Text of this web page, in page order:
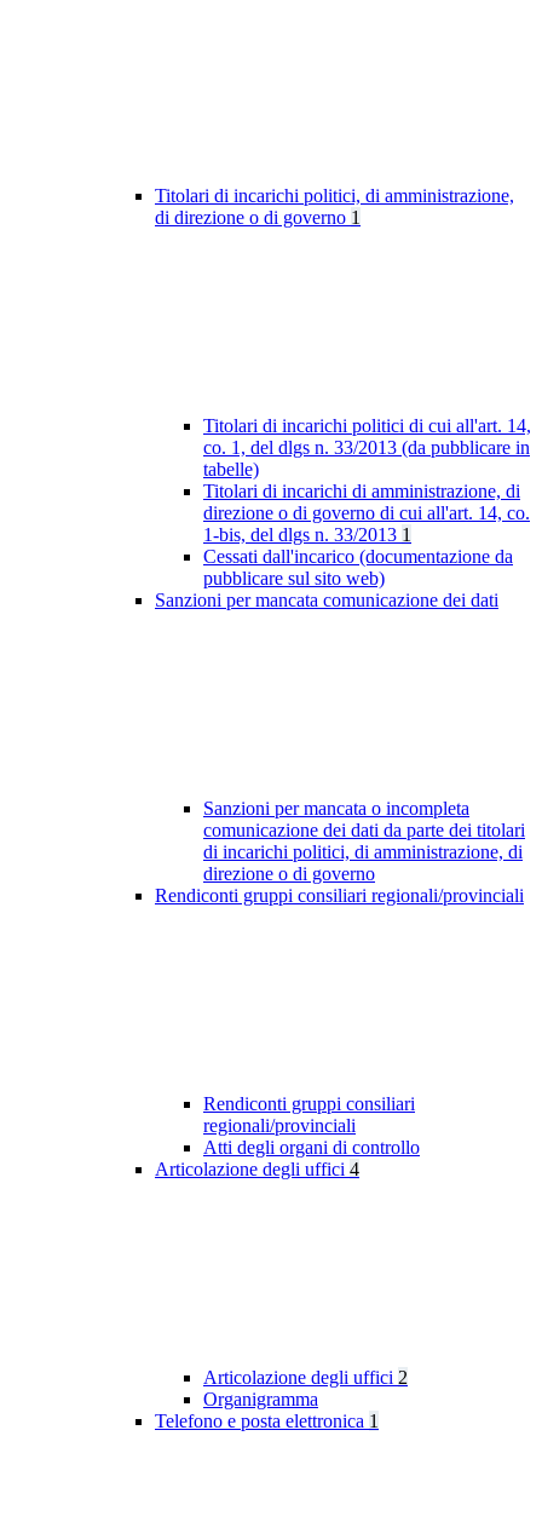
Titolari di incarichi politici, di amministrazione,
di direzione o di governo 1
Titolari di incarichi politici di cui all'art. 14,
co. 1, del dlgs n. 33/2013 (da pubblicare in
tabelle)
Titolari di incarichi di amministrazione, di
direzione o di governo di cui all'art. 14, co.
1-bis, del dlgs n. 33/2013 1
Cessati dall'incarico (documentazione da
pubblicare sul sito web)
Sanzioni per mancata comunicazione dei dati
Sanzioni per mancata o incompleta
comunicazione dei dati da parte dei titolari
di incarichi politici, di amministrazione, di
direzione o di governo
Rendiconti gruppi consiliari regionali/provinciali
Rendiconti gruppi consiliari
regionali/provinciali
Atti degli organi di controllo
Articolazione degli uffici 4
Articolazione degli uffici 2
Organigramma
Telefono e posta elettronica 1